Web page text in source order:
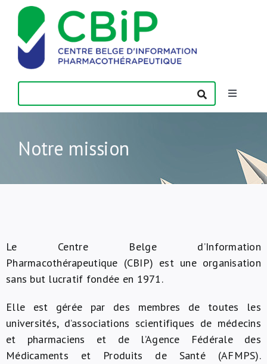
Passer
contenu
Toggle
Contact
À propos de nous
NL
Notre mission
Le Centre Belge d’Information
Pharmacothérapeutique (CBIP) est une organisation
sans but lucratif fondée en 1971.
Elle est gérée par des membres de toutes les
universités, d’associations scientifiques de médecins
et pharmaciens et de l’Agence Fédérale des
Médicaments et Produits de Santé (AFMPS).